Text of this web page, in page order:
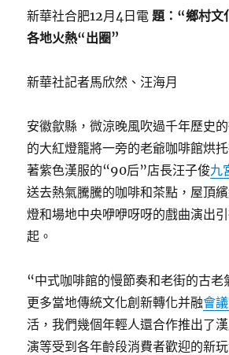
新華社合肥12月4日電題：“鄉村文
各地火熱“出圈”
新華社記者馬欣然、汪海月
安徽歙縣，微涼晚風吹過千年歷史
的大紅燈籠將一旁的老爺咖啡館烘
著紫色漢服的“90后”店長汪子俊九
送去熱氣騰騰的咖啡和茶點，屋頂
燈和場地中央咿咿呀呀的戲曲演出
起。
“中式咖啡館的慢節奏和老街的古老
更多當地傳統文化創新轉化并融會
活，我們幾個年輕人還合作推出了
演等受到各年齡段消費者歡迎的新